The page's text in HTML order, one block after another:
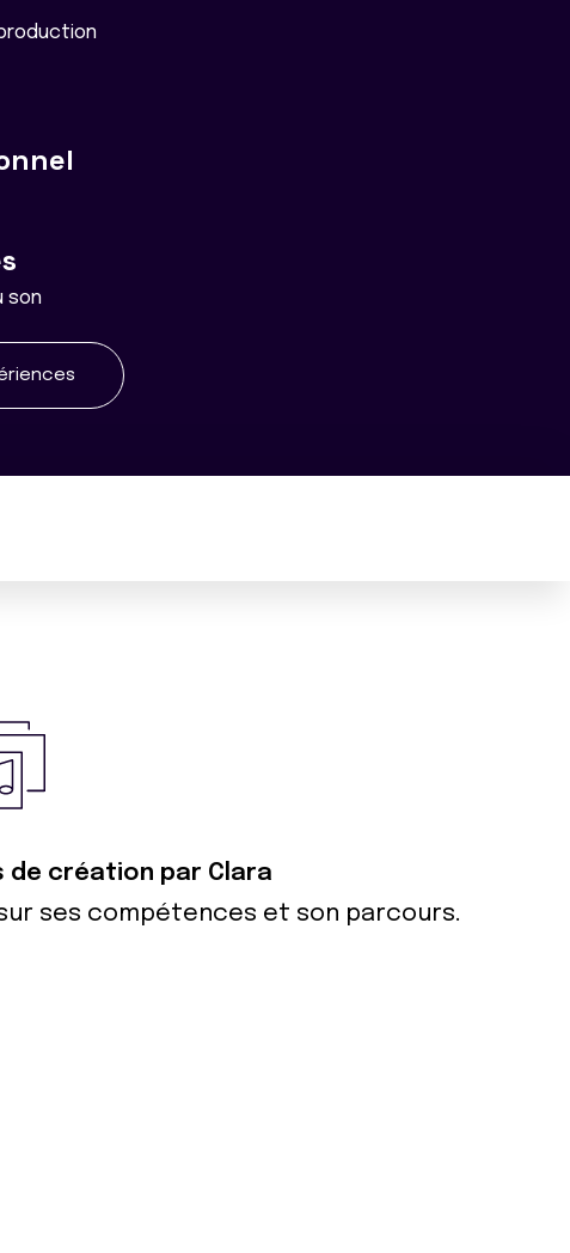
son
de création par Clara
ses compétences et son parcours.